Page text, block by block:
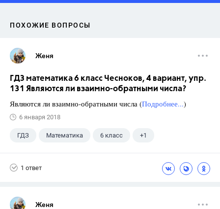
ПОХОЖИЕ ВОПРОСЫ
Женя
ГДЗ математика 6 класс Чесноков, 4 вариант, упр.
131 Являются ли взаимно-обратными числа?
Являются ли взаимно-обратными числа (Подробнее...)
6 января 2018
ГДЗ Математика 6 класс +1
1 ответ
Женя